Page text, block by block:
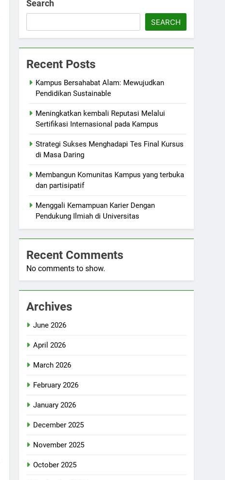
Search
SEARCH
Recent Posts
Kampus Bersahabat Alam: Mewujudkan
Pendidikan Sustainable
Meningkatkan kembali Reputasi Melalui
Sertifikasi Internasional pada Kampus
Strategi Sukses Menghadapi Tes Final Kursus
di Masa Daring
Membangun Komunitas Kampus yang terbuka
dan partisipatif
Menggali Kemampuan Karier Dengan
Pendukung Ilmiah di Universitas
Recent Comments
No comments to show.
Archives
June 2026
April 2026
March 2026
February 2026
January 2026
December 2025
November 2025
October 2025